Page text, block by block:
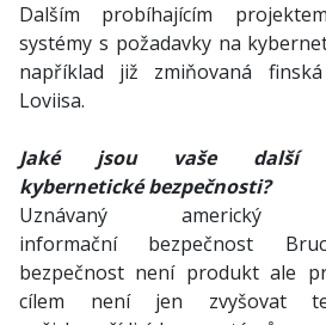
Dalším probíhajícím
systémy s požadavky na
například již zmiňovaná
Loviisa.
Jaké jsou vaše
kybernetické bezpečnosti?
Uznávaný
informační bezpečnost
bezpečnost není produkt ale
cílem není jen zvyšovat